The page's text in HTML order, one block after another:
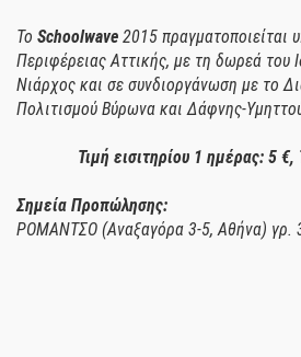
Το Schoolwave 2015 πραγματοποιείται
Περιφέρειας Αττικής, με τη δωρεά του
Νιάρχος και σε συνδιοργάνωση με το
Πολιτισμού Βύρωνα και Δάφνης-
Τιμή εισιτηρίου 1 ημέρας: 5
Σημεία Προπώλησης:
ΡΟΜΑΝΤΣΟ (Αναξαγόρα 3-5, Αθήνα) γρ.